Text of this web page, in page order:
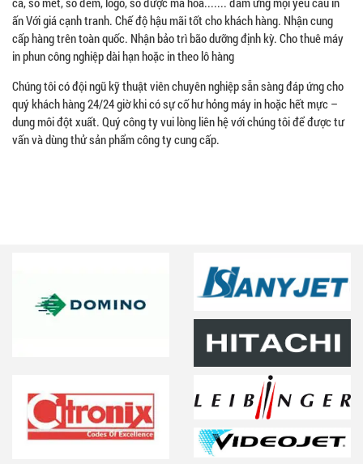
ấn Với giá cạnh tranh. Chế độ hậu mãi tốt cho khách hàng. Nhận cung
cấp hàng trên toàn quốc. Nhận bảo trì bão dưỡng định kỳ. Cho thuê máy
in phun công nghiệp dài hạn hoặc in theo lô hàng
Chúng tôi có đội ngũ kỹ thuật viên chuyên nghiệp sẵn sàng đáp ứng cho
quý khách hàng 24/24 giờ khi có sự cố hư hỏng máy in hoặc hết mực –
dung môi đột xuất. Quý công ty vui lòng liên hệ với chúng tôi để được tư
vấn và dùng thử sản phẩm công ty cung cấp.